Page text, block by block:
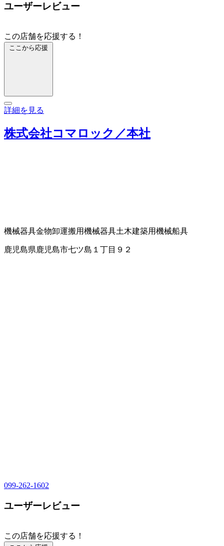
ユーザーレビュー
この店舗を応援する！
ここから応援
詳細を見る
株式会社コマロック／本社
機械器具金物卸運搬用機械器具土木建築用機械船具
鹿児島県鹿児島市七ツ島１丁目９２
099-262-1602
ユーザーレビュー
この店舗を応援する！